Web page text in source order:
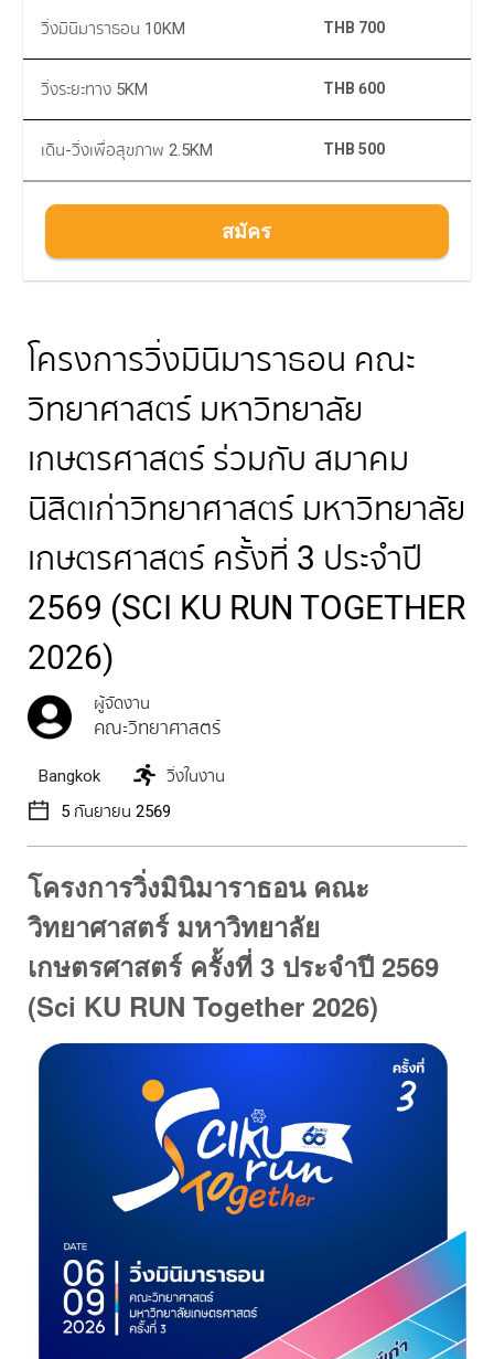
โครงการวิ่งมินิมาราธอน คณะ
วิทยาศาสตร์ มหาวิทยาลัย
เกษตรศาสตร์ ร่วมกับ สมาคม
นิสิตเก่าวิทยาศาสตร์ มหาวิทยาลัย
เกษตรศาสตร์ ครั้งที่ 3 ประจำปี
2569 (SCI KU RUN TOGETHER
2026)
ผู้จัดงาน
คณะวิทยาศาสตร์
Bangkok
วิ่งในงาน
5 กันยายน 2569
โครงการวิ่งมินิมาราธอน คณะ
วิทยาศาสตร์ มหาวิทยาลัย
เกษตรศาสตร์ ครั้งที่ 3 ประจำปี 2569
(Sci KU RUN Together 2026)
วิ่งมินิมาราธอน 10KM THB 700
วิ่งระยะทาง 5KM THB 600
เดิน-วิ่งเพื่อสุขภาพ 2.5KM THB 500
สมัคร